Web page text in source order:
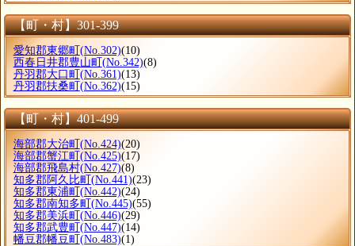
【町・村】301-399
愛知郡東郷町 (No.302)(10)
西春日井郡豊山町 (No.342)(8)
丹羽郡大口町 (No.361)(13)
丹羽郡扶桑町 (No.362)(15)
【町・村】401-499
海部郡大治町(No.424)(20)
海部郡蟹江町(No.425)(17)
海部郡飛島村(No.427)(8)
知多郡阿久比町(No.441)(23)
知多郡東浦町(No.442)(24)
知多郡南知多町(No.445)(55)
知多郡美浜町(No.446)(29)
知多郡武豊町(No.447)(14)
幡豆郡幡豆町(No.483)(1)